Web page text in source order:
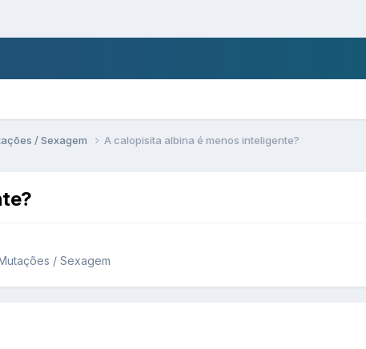
/ Sexagem A calopisita albina é menos inteligente?
/ Sexagem